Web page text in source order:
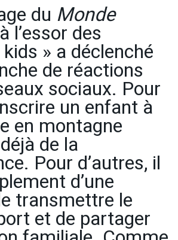
du Monde
l’essor des
» a déclenché
de réactions
sociaux. Pour
un enfant à
en montagne
de la
Pour d’autres, il
d’une
transmettre le
et de partager